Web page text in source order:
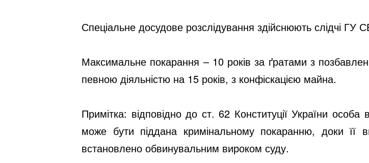
Спеціальне досудове розслідування здійснюють слідчі ГУ
Максимальне покарання – 10 років за ґратами з
певною діяльністю на 15 років, з конфіскацією майна.
Примітка: відповідно до ст. 62 Конституції України
може бути піддана кримінальному покаранню, доки
встановлено обвинувальним вироком суду.